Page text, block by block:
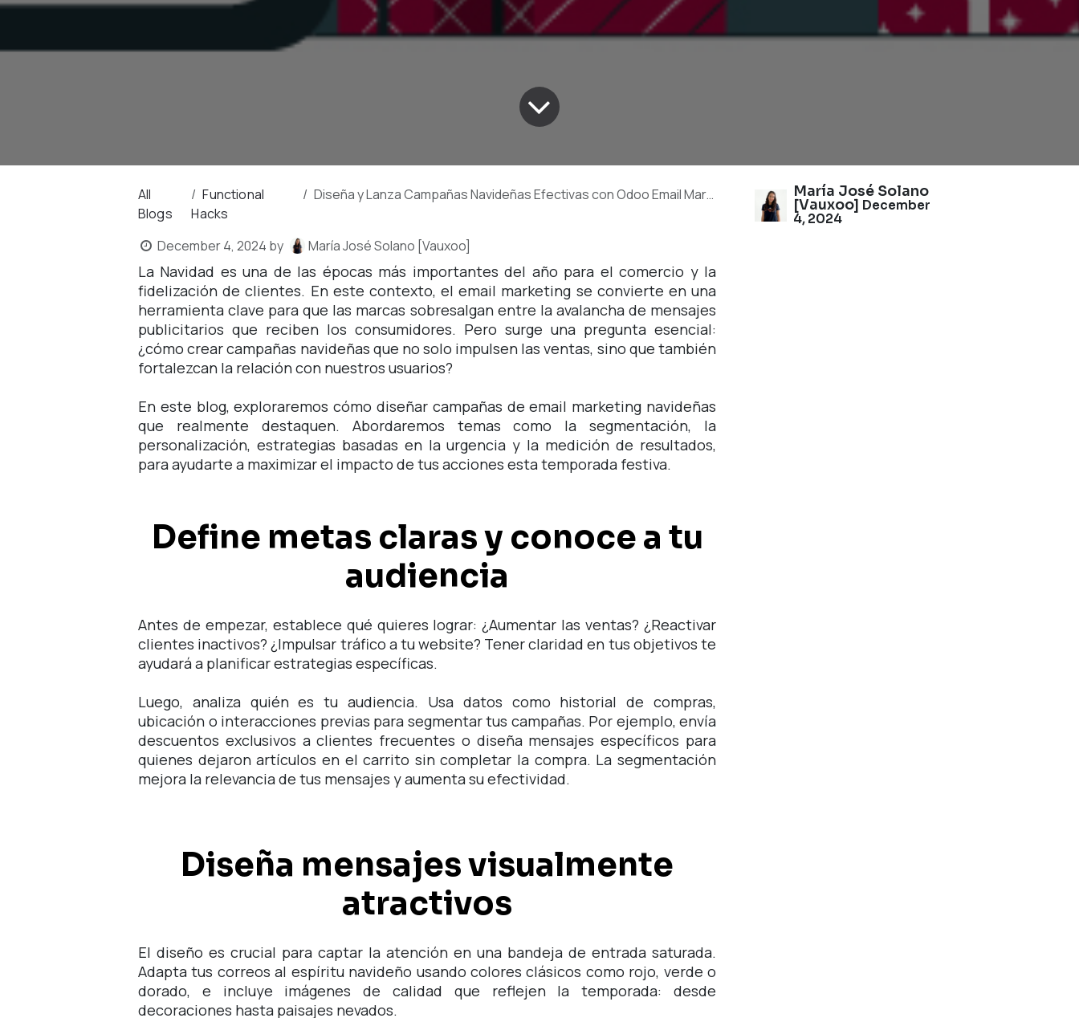
All
Blogs
Functional
Hacks
Diseña y Lanza Campañas Navideñas Efectivas con Odoo Email Marketing
December 4, 2024 by María José Solano [Vauxoo]
La Navidad es una de las épocas más importantes del año para el comercio y la
fidelización de clientes. En este contexto, el email marketing se convierte en una
herramienta clave para que las marcas sobresalgan entre la avalancha de mensajes
publicitarios que reciben los consumidores. Pero surge una pregunta esencial:
¿cómo crear campañas navideñas que no solo impulsen las ventas, sino que también
fortalezcan la relación con nuestros usuarios?
En este blog, exploraremos cómo diseñar campañas de email marketing navideñas
que realmente destaquen. Abordaremos temas como la segmentación, la
personalización, estrategias basadas en la urgencia y la medición de resultados,
para ayudarte a maximizar el impacto de tus acciones esta temporada festiva.
Define metas claras y conoce a tu
audiencia
Antes de empezar, establece qué quieres lograr: ¿Aumentar las ventas? ¿Reactivar
clientes inactivos? ¿Impulsar tráfico a tu website? Tener claridad en tus objetivos te
ayudará a planificar estrategias específicas.
Luego, analiza quién es tu audiencia. Usa datos como historial de compras,
ubicación o interacciones previas para segmentar tus campañas. Por ejemplo, envía
descuentos exclusivos a clientes frecuentes o diseña mensajes específicos para
quienes dejaron artículos en el carrito sin completar la compra. La segmentación
mejora la relevancia de tus mensajes y aumenta su efectividad.
Diseña mensajes visualmente
atractivos
El diseño es crucial para captar la atención en una bandeja de entrada saturada.
Adapta tus correos al espíritu navideño usando colores clásicos como rojo, verde o
dorado, e incluye imágenes de calidad que reflejen la temporada: desde
decoraciones hasta paisajes nevados.
María José Solano
[Vauxoo] December
4, 2024